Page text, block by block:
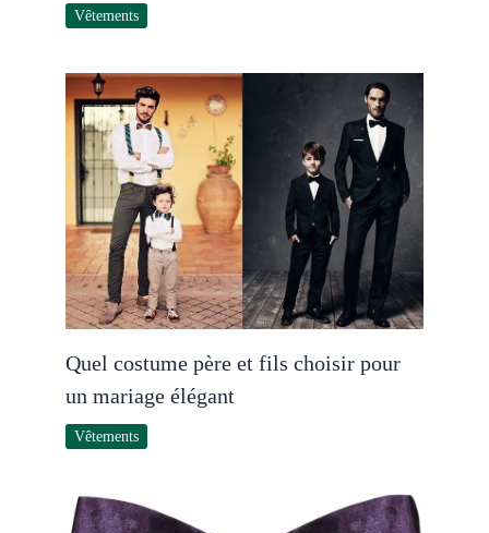
Vêtements
Quel costume père et fils choisir pour
un mariage élégant
Vêtements